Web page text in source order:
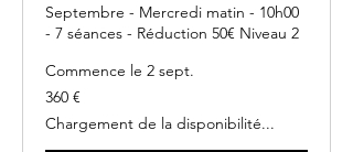
Septembre - Mercredi matin - 10h00
- 7 séances - Réduction 50€ Niveau 2
Commence le 2 sept.
360
euros
360 €
Chargement de la disponibilité...